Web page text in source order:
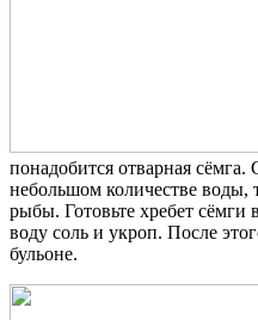
понадобится отварная сёмга.
небольшом количестве воды,
рыбы. Готовьте хребет сёмги
воду соль и укроп. После
бульоне.